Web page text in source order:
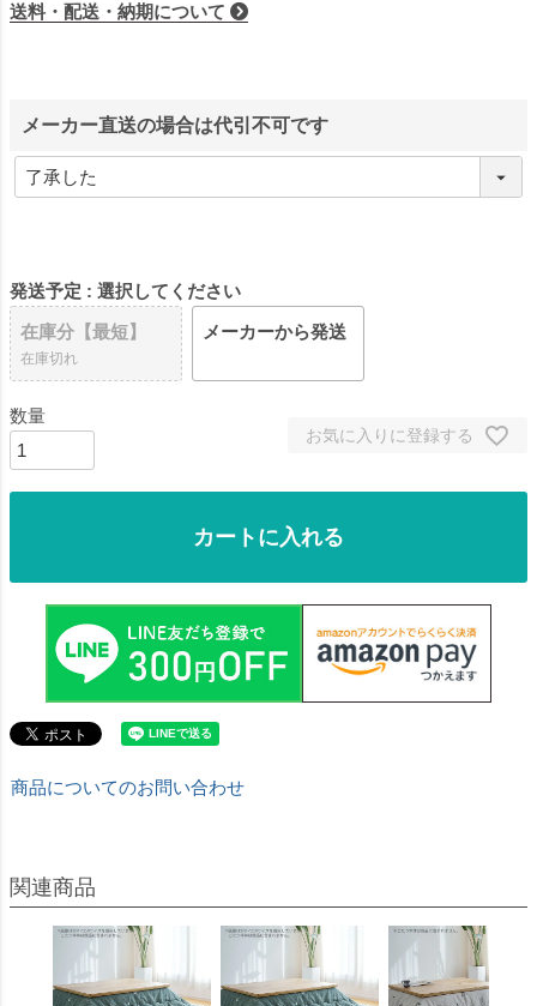
送料・配送・納期について
メーカー直送の場合は代引不可です
発送予定
選択してください
在庫分【最短】
在庫切れ
メーカーから発送
お気に入りに登録する
カートに入れる
商品についてのお問い合わせ